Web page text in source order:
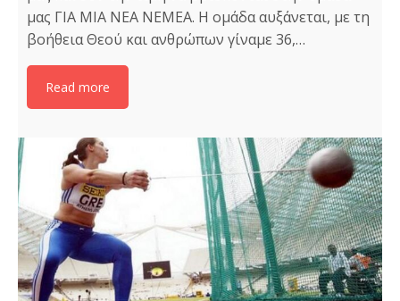
μας ΓΙΑ ΜΙΑ ΝΕΑ ΝΕΜΕΑ. Η ομάδα αυξάνεται, με τη
βοήθεια Θεού και ανθρώπων γίναμε 36,…
Read more